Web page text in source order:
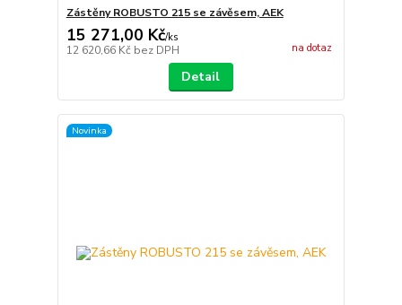
Zástěny ROBUSTO 215 se závěsem, AEK
15 271,00 Kč/ks
12 620,66 Kč bez DPH na dotaz
Detail
Novinka